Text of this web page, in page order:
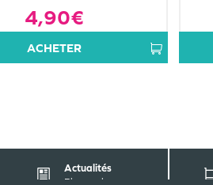
4,90€
ACHETER
Actualités
Pharmabest